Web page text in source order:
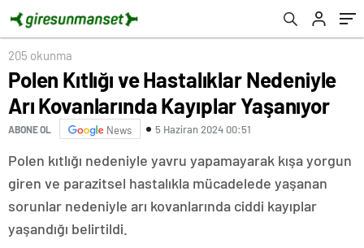
205 okunma
Polen Kıtlığı ve Hastalıklar Nedeniyle
Arı Kovanlarında Kayıplar Yaşanıyor
ABONE OL News 5 Haziran 2024 00:51
Polen kıtlığı nedeniyle yavru yapamayarak kışa yorgun
giren ve parazitsel hastalıkla mücadelede yaşanan
sorunlar nedeniyle arı kovanlarında ciddi kayıplar
yaşandığı belirtildi.